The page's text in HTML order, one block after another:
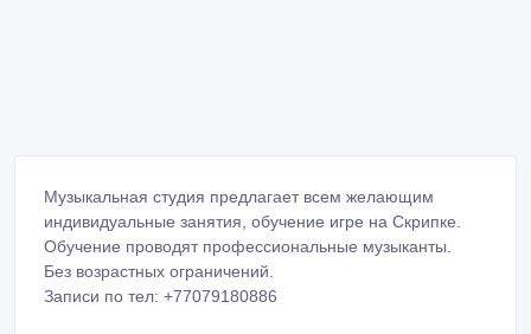
Музыкальная студия предлагает всем желающим
индивидуальные занятия, обучение игре на Скрипке.
Обучение проводят профессиональные музыканты.
Без возрастных ограничений.
Записи по тел: +77079180886